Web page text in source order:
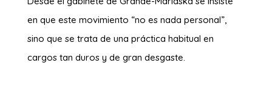
en que este movimiento “no es nada personal”,
sino que se trata de una práctica habitual en
cargos tan duros y de gran desgaste.